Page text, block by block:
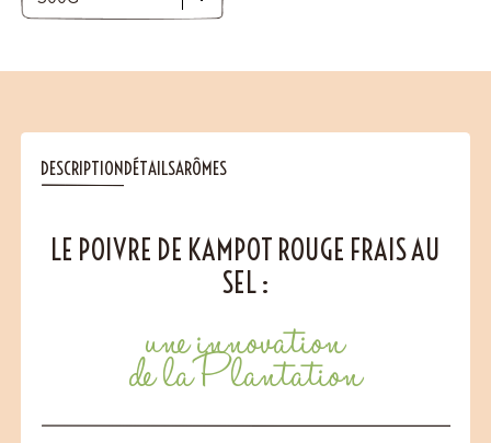
DESCRIPTIONDÉTAILSARÔMES
LE POIVRE DE KAMPOT ROUGE FRAIS AU
SEL :
une innovation
de la Plantation